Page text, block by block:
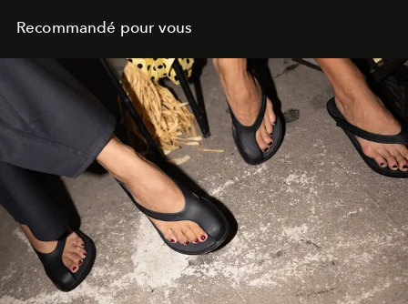
Recommandé pour vous